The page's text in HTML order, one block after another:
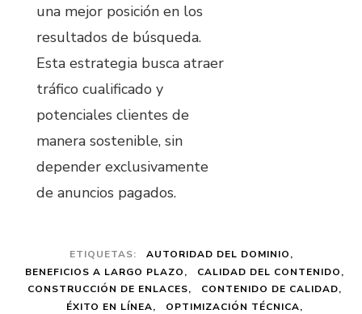
una mejor posición en los
resultados de búsqueda.
Esta estrategia busca atraer
tráfico cualificado y
potenciales clientes de
manera sostenible, sin
depender exclusivamente
de anuncios pagados.
ETIQUETAS:
AUTORIDAD DEL DOMINIO
BENEFICIOS A LARGO PLAZO
CALIDAD DEL CONTENIDO
CONSTRUCCIÓN DE ENLACES
CONTENIDO DE CALIDAD
ÉXITO EN LÍNEA
OPTIMIZACIÓN TÉCNICA